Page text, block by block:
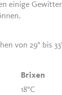
einige
von 29° bis
Brixen
18°C